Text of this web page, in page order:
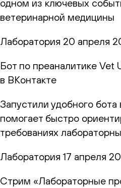
одном из ключевых
ветеринарной медицины
Лаборатория 20 апреля
Бот по преаналитике Vet
в ВКонтакте
Запустили удобного
помогает быстро
требованиях
Лаборатория 17 апреля
Стрим «Лабораторные